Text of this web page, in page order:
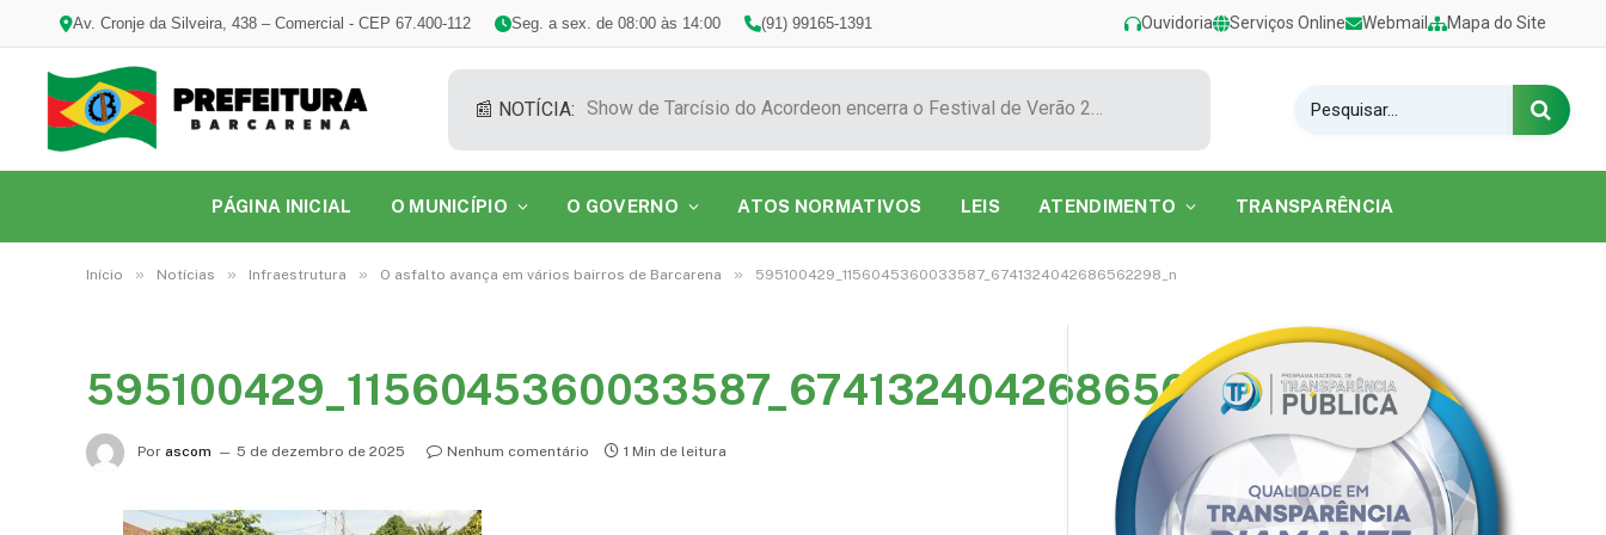
Av. Cronje da Silveira, 438 – Comercial - CEP 67.400-112 Seg. a sex. de 08:00 às 14:00 (91) 99165-1391 Ouvidoria Serviços Online Webmail Mapa do Site
📰 NOTÍCIA: Show de Tarcísio do Acordeon encerra o Festival de Verão 2026 na Praia do Caripi
PÁGINA INICIAL O MUNICÍPIO O GOVERNO ATOS NORMATIVOS LEIS ATENDIMENTO TRANSPARÊNCIA
Início » Notícias » Infraestrutura » O asfalto avança em vários bairros de Barcarena » 595100429_1156045360033587_6741324042686562298_n
595100429_1156045360033587_6741324042686562298_n
Por ascom 5 de dezembro de 2025 Nenhum comentário 1 Min de leitura